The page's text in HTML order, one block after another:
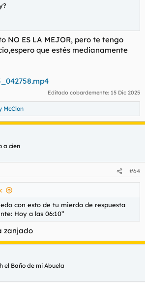
NO ES LA MEJOR, pero te tengo
que estés medianamente
Editado cobardemente: 15 Dic 2025
McClon
a cien
#64
con esto de tu mierda de respuesta
Hoy a las 06:10”
zanjado
el Baño de mi Abuela